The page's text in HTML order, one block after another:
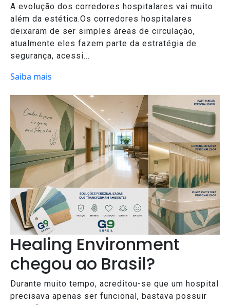
A evolução dos corredores hospitalares vai muito
além da estética.Os corredores hospitalares
deixaram de ser simples áreas de circulação,
atualmente eles fazem parte da estratégia de
segurança, acessi...
Saiba mais
Healing Environment
chegou ao Brasil?
Durante muito tempo, acreditou-se que um hospital
precisava apenas ser funcional, bastava possuir